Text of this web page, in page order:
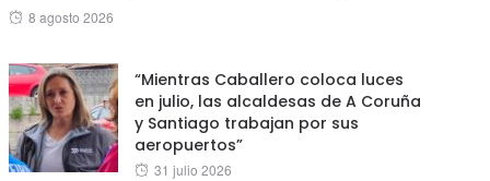
Posted
8 agosto 2026
“Mientras Caballero coloca luces
en julio, las alcaldesas de A Coruña
y Santiago trabajan por sus
aeropuertos”
Posted
31 julio 2026